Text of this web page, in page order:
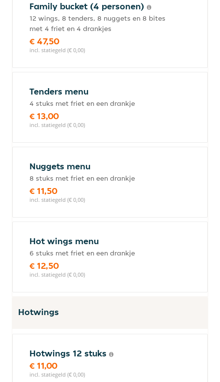
Family bucket (4 personen)
12 wings, 8 tenders, 8 nuggets en 8 bites
met 4 friet en 4 drankjes
€ 47,50
incl. statiegeld (€ 0,00)
Tenders menu
4 stuks met friet en een drankje
€ 13,00
incl. statiegeld (€ 0,00)
Nuggets menu
8 stuks met friet en een drankje
€ 11,50
incl. statiegeld (€ 0,00)
Hot wings menu
6 stuks met friet en een drankje
€ 12,50
incl. statiegeld (€ 0,00)
Hotwings
Hotwings 12 stuks
€ 11,00
incl. statiegeld (€ 0,00)